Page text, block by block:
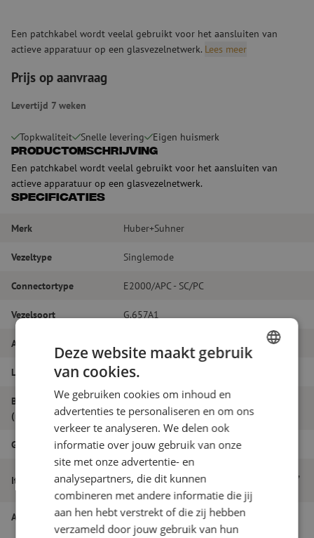
Een patchkabel wordt veelal gebruikt voor het aansluiten van
actieve apparatuur op een glasvezelnetwerk. Lees meer
Prijs op aanvraag
Levertijd 7 weken
Topkwaliteit Snelle levering Eigen huismerk
Productomschrijving
Een patchkabel wordt veelal gebruikt voor het aansluiten van
actieve apparatuur op een glasvezelnetwerk.
Specificaties
Merk Huber+Suhner
Vezeltype Singlemode
Connectortype E2000/APC - SC/PC
Vezelsoort G.657A1
Aantal vezels
Lengte 23m
Buitendiameter
(mm)
2.0
Grade B
Itemnaam
Patchkabel duplex SM, E2000/APC-SC/PC,
2.0mm, 23m
Artikelnummer M20000244
Deze website maakt gebruik
van cookies.
We gebruiken cookies om inhoud en
advertenties te personaliseren en om ons
verkeer te analyseren. We delen ook
informatie over jouw gebruik van onze
site met onze advertentie- en
analysepartners, die dit kunnen
combineren met andere informatie die jij
aan hen hebt verstrekt of die zij hebben
verzameld door jouw gebruik van hun